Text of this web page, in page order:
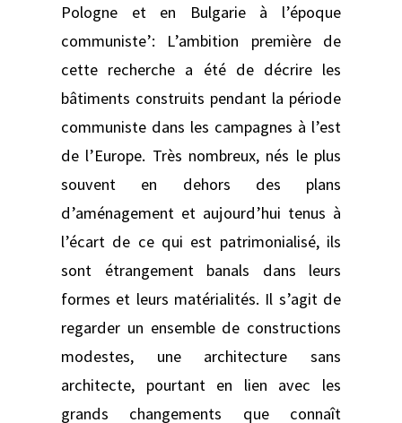
Pologne et en Bulgarie à l’époque
communiste’: L’ambition première de
cette recherche a été de décrire les
bâtiments construits pendant la période
communiste dans les campagnes à l’est
de l’Europe. Très nombreux, nés le plus
souvent en dehors des plans
d’aménagement et aujourd’hui tenus à
l’écart de ce qui est patrimonialisé, ils
sont étrangement banals dans leurs
formes et leurs matérialités. Il s’agit de
regarder un ensemble de constructions
modestes, une architecture sans
architecte, pourtant en lien avec les
grands changements que connaît